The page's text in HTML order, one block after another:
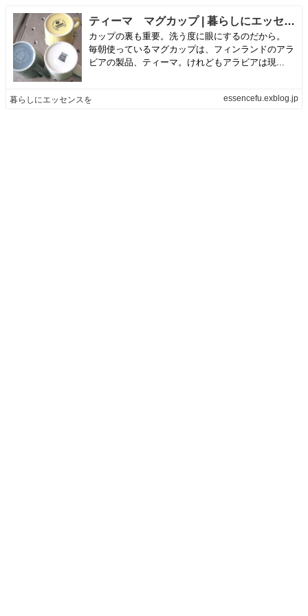
ティーマ マグカップ | 暮らしにエッセンスを
カップの裏も重要。洗う度に眼にするのだから。
毎朝使っているマグカップは、フィンランドのアラ
ビアの製品、ティーマ。けれどもアラビアは現...
暮らしにエッセンスを essencefu.exblog.jp